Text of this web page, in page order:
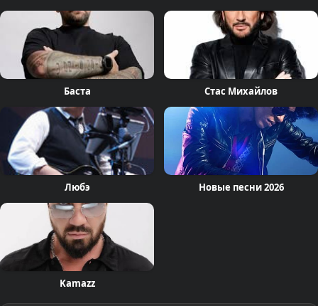
Баста Стас Михайлов
Любэ Новые песни 2026
Kamazz